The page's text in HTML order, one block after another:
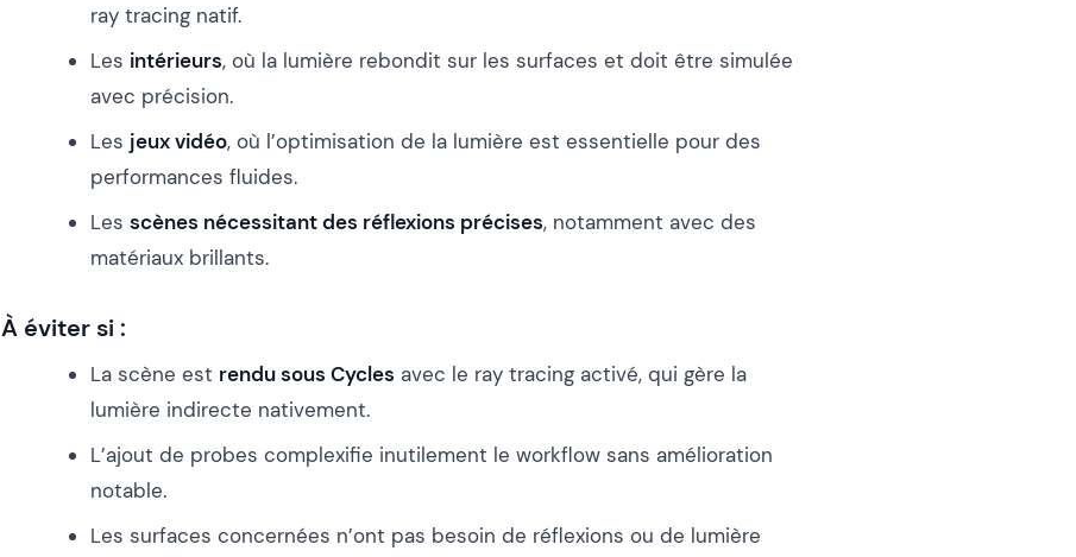
ray tracing natif.
Les intérieurs, où la lumière rebondit sur les surfaces et doit être simulée
avec précision.
Les jeux vidéo, où l’optimisation de la lumière est essentielle pour des
performances fluides.
Les scènes nécessitant des réflexions précises, notamment avec des
matériaux brillants.
À éviter si :
La scène est rendu sous Cycles avec le ray tracing activé, qui gère la
lumière indirecte nativement.
L’ajout de probes complexifie inutilement le workflow sans amélioration
notable.
Les surfaces concernées n’ont pas besoin de réflexions ou de lumière